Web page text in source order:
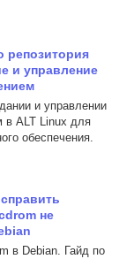
репозитория
и управление
и управлении
в ALT Linux для
обеспечения.
не
в Debian. Гайд по